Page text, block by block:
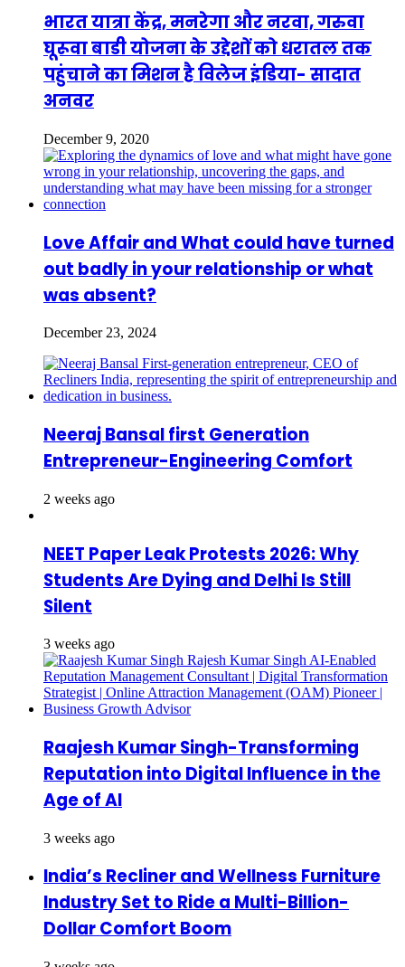
भारत यात्रा केंद्र, मनरेगा और नरवा, गरुवा
घूरूवा बाडी योजना के उद्देशों को धरातल तक
पहुंचाने का मिशन है विलेज इंडिया- सादात
अनवर
December 9, 2020
Love Affair and What could have turned
out badly in your relationship or what
was absent?
December 23, 2024
Neeraj Bansal first Generation
Entrepreneur-Engineering Comfort
2 weeks ago
NEET Paper Leak Protests 2026: Why
Students Are Dying and Delhi Is Still
Silent
3 weeks ago
Raajesh Kumar Singh-Transforming
Reputation into Digital Influence in the
Age of AI
3 weeks ago
India’s Recliner and Wellness Furniture
Industry Set to Ride a Multi-Billion-
Dollar Comfort Boom